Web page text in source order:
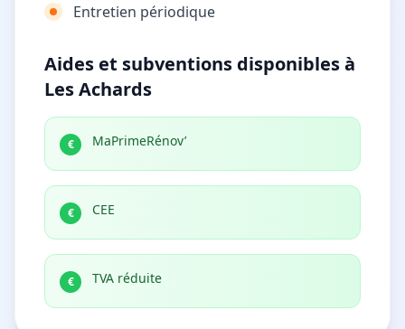
Entretien périodique
Aides et subventions disponibles à
Les Achards
€ MaPrimeRénov’
€ CEE
€ TVA réduite